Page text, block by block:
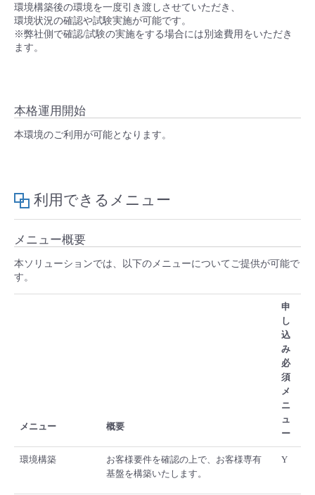
環境構築後の環境を一度引き渡しさせていただき、
環境状況の確認や試験実施が可能です。
※弊社側で確認/試験の実施をする場合には別途費用をいただき
ます。
本格運用開始
本環境のご利用が可能となります。
利用できるメニュー
メニュー概要
本ソリューションでは、以下のメニューについてご提供が可能で
す。
メニュー 概要
申
し
込
み
必
須
メ
ニ
ュ
ー
環境構築
お客様要件を確認の上で、お客様専有
基盤を構築いたします。
Y